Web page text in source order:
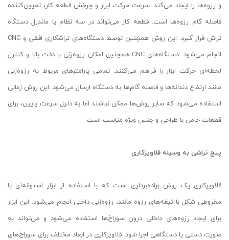
و رزوه‌ها را ایجاد می‌کند. سرعت حرکت ابزار و چرخش قطعه کار، تعیین‌کننده
فاصله گام رزوه‌ها است. قطعه کار می‌تواند در سه نظام یا ماندرل دستگاه
تراش قرار گیرد. این روش همچنین توسط دستگاه‌های تراشکاری افقی و CNC
انجام می‌شود. دستگاه‌های CNC همچنین امکان رزوه‌زنی با دقت بالا و کنترل
لحظه‌ای حرکت ابزار را فراهم می‌کنند. تمامی پارامترهای مربوط به رزوه‌زنی
مانند ارتفاع دندانه‌ها و فاصله گام‌ها به دستگاه ارسال می‌شود. این روش زمانی
استفاده می‌شود که سایر روش‌ها ممکن نباشند اما به دلیل سرعت پایین، برای
قطعات خاص با طراحی و جنس ویژه مناسب است.
پیچ تراشی به وسیله قلاویزکاری
قلاویزکاری یک روش براده‌برداری است که با استفاده از ابزار استوانه‌ای یا
مخروطی شکل با تیغه‌های رزوه‌ مانند، رزوه‌زنی داخلی انجام می‌شود. این ابزار
برای ایجاد رزوه‌های داخلی درون سوراخ‌ها استفاده می‌شود و می‌تواند به
صورت دستی یا دستگاهی اجرا شود. قلاویزکاری در ابعاد مختلف برای سوراخ‌های